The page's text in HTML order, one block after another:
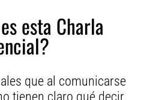
esta Charla
que al comunicarse
tienen claro qué decir,